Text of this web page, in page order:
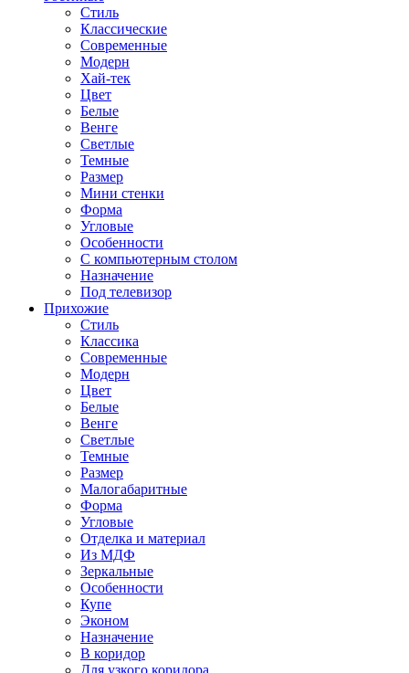
Стиль
Классические
Современные
Модерн
Хай-тек
Цвет
Белые
Венге
Светлые
Темные
Размер
Мини стенки
Форма
Угловые
Особенности
С компьютерным столом
Назначение
Под телевизор
Прихожие
Стиль
Классика
Современные
Модерн
Цвет
Белые
Венге
Светлые
Темные
Размер
Малогабаритные
Форма
Угловые
Отделка и материал
Из МДФ
Зеркальные
Особенности
Купе
Эконом
Назначение
В коридор
Для узкого коридора